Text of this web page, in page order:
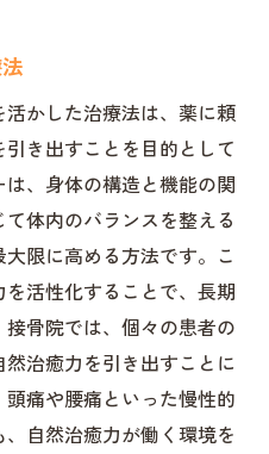
かした治療法は、薬に頼
き出すことを目的として
、身体の構造と機能の関
体内のバランスを整える
限に高める方法です。こ
活性化することで、長期
骨院では、個々の患者の
治癒力を引き出すことに
痛や腰痛といった慢性的
自然治癒力が働く環境を